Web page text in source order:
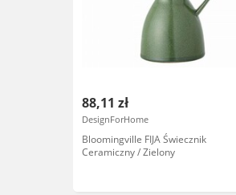
88,11 zł
DesignForHome
Bloomingville FIJA Świecznik
Ceramiczny / Zielony